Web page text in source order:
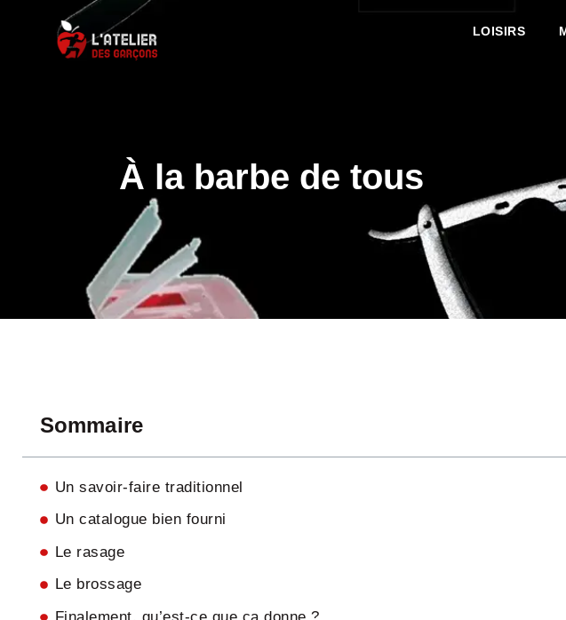
LOISIRS
À la barbe de tous
Sommaire
Un savoir-faire traditionnel
Un catalogue bien fourni
Le rasage
Le brossage